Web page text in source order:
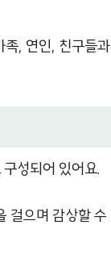
족, 연인, 친구들과
성되어 있어요.
걸으며 감상할 수